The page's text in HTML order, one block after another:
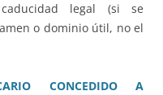
legal (si se
o dominio útil, no el
CONCEDIDO A